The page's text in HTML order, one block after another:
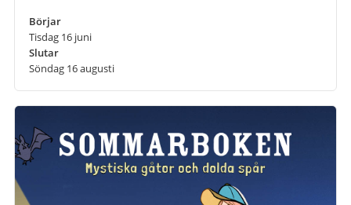
Börjar
Tisdag 16 juni
Slutar
Söndag 16 augusti